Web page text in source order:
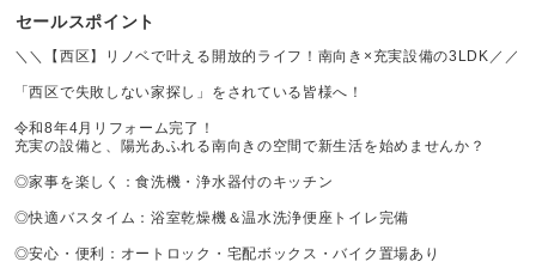
セールスポイント
＼＼【西区】リノベで叶える開放的ライフ！南向き×充実設備の3LDK／／
「西区で失敗しない家探し」をされている皆様へ！
令和8年4月リフォーム完了！
充実の設備と、陽光あふれる南向きの空間で新生活を始めませんか？
◎家事を楽しく：食洗機・浄水器付のキッチン
◎快適バスタイム：浴室乾燥機＆温水洗浄便座トイレ完備
◎安心・便利：オートロック・宅配ボックス・バイク置場あり